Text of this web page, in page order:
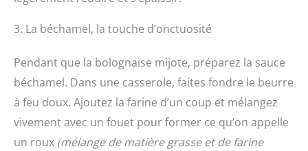
3. La béchamel, la touche d’onctuosité
Pendant que la bolognaise mijote, préparez la sauce
béchamel. Dans une casserole, faites fondre le beurre
à feu doux. Ajoutez la farine d’un coup et mélangez
vivement avec un fouet pour former ce qu’on appelle
un roux (mélange de matière grasse et de farine